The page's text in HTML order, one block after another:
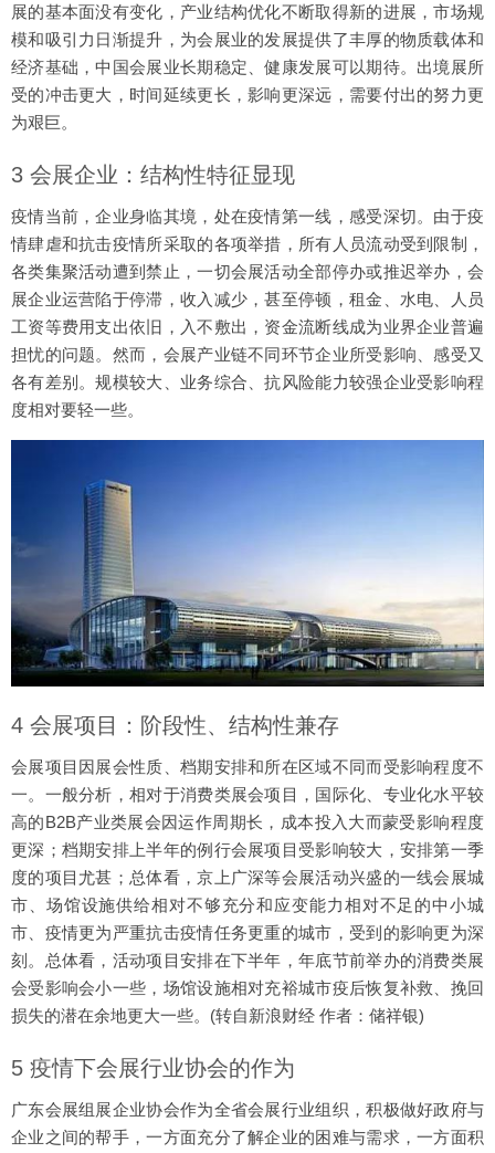
展的基本面没有变化，产业结构优化不断取得新的进展，市场规
模和吸引力日渐提升，为会展业的发展提供了丰厚的物质载体和
经济基础，中国会展业长期稳定、健康发展可以期待。出境展所
受的冲击更大，时间延续更长，影响更深远，需要付出的努力更
为艰巨。
3 会展企业：结构性特征显现
疫情当前，企业身临其境，处在疫情第一线，感受深切。由于疫
情肆虐和抗击疫情所采取的各项举措，所有人员流动受到限制，
各类集聚活动遭到禁止，一切会展活动全部停办或推迟举办，会
展企业运营陷于停滞，收入减少，甚至停顿，租金、水电、人员
工资等费用支出依旧，入不敷出，资金流断线成为业界企业普遍
担忧的问题。然而，会展产业链不同环节企业所受影响、感受又
各有差别。规模较大、业务综合、抗风险能力较强企业受影响程
度相对要轻一些。
4 会展项目：阶段性、结构性兼存
会展项目因展会性质、档期安排和所在区域不同而受影响程度不
一。一般分析，相对于消费类展会项目，国际化、专业化水平较
高的B2B产业类展会因运作周期长，成本投入大而蒙受影响程度
更深；档期安排上半年的例行会展项目受影响较大，安排第一季
度的项目尤甚；总体看，京上广深等会展活动兴盛的一线会展城
市、场馆设施供给相对不够充分和应变能力相对不足的中小城
市、疫情更为严重抗击疫情任务更重的城市，受到的影响更为深
刻。总体看，活动项目安排在下半年，年底节前举办的消费类展
会受影响会小一些，场馆设施相对充裕城市疫后恢复补救、挽回
损失的潜在余地更大一些。(转自新浪财经 作者：储祥银)
5 疫情下会展行业协会的作为
广东会展组展企业协会作为全省会展行业组织，积极做好政府与
企业之间的帮手，一方面充分了解企业的困难与需求，一方面积